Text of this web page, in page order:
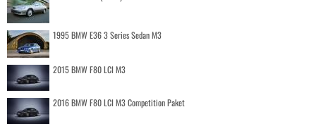
1995 BMW E36 3 Series Sedan M3
2015 BMW F80 LCI M3
2016 BMW F80 LCI M3 Competition Paket